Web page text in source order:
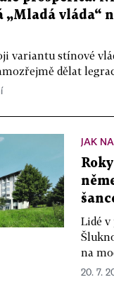
vláda“
variantu stínové
dělat
JAK
Lidé
na
20. 7.